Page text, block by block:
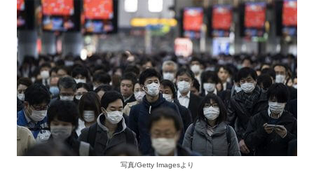
写真/Getty Imagesより